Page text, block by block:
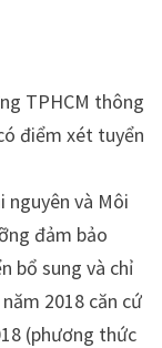
TPHCM thông
điểm xét tuyển
nguyên và Môi
đảm bảo
bổ sung và chỉ
2018 căn cứ
(phương thức